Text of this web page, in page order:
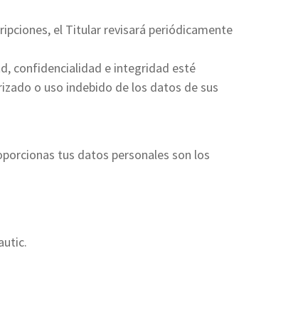
el Titular revisará periódicamente
confidencialidad e integridad esté
o uso indebido de los datos de sus
tus datos personales son los